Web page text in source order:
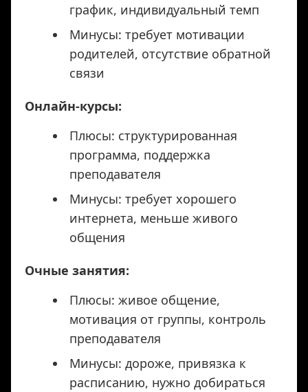
график, индивидуальный темп
Минусы: требует мотивации
родителей, отсутствие обратной
связи
Онлайн-курсы:
Плюсы: структурированная
программа, поддержка
преподавателя
Минусы: требует хорошего
интернета, меньше живого
общения
Очные занятия:
Плюсы: живое общение,
мотивация от группы, контроль
преподавателя
Минусы: дороже, привязка к
расписанию, нужно добираться